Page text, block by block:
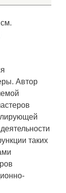
Автор
таких